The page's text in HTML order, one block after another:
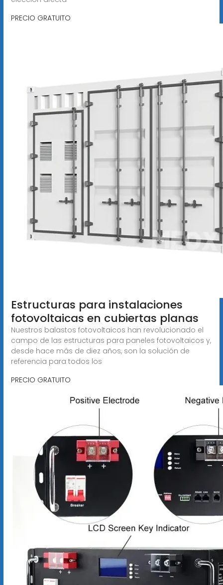
PRECIO GRATUITO
Estructuras para instalaciones
fotovoltaicas en cubiertas planas
Nuestros balastos fotovoltaicos han revolucionado el
campo de las estructuras para paneles fotovoltaicos y,
desde hace más de diez años, son la solución de
referencia para todos los
PRECIO GRATUITO